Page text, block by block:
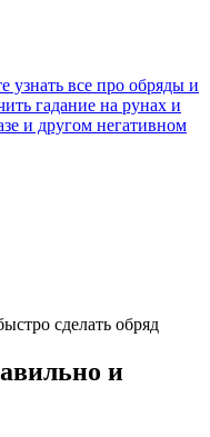
узнать все про обряды и
гадание на рунах и
и другом негативном
и